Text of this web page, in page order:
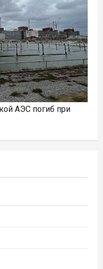
АЭС погиб при